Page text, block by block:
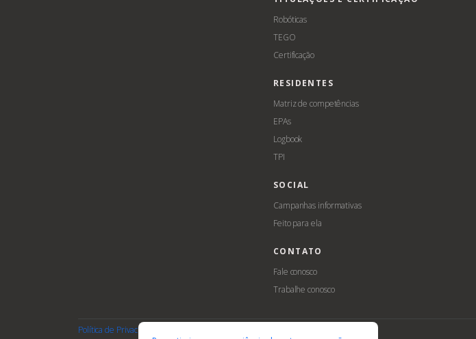
Robóticas
TEGO
Certificação
RESIDENTES
Matriz de competências
EPAs
Logbook
TPI
SOCIAL
Campanhas informativas
Feito para ela
CONTATO
Fale conosco
Trabalhe conosco
Política de Privacidade